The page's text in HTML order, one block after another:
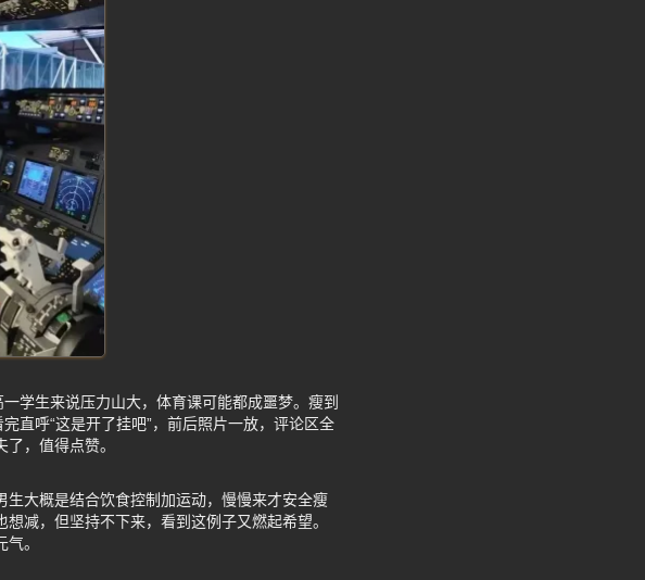
学生来说压力山大，体育课可能都成噩梦。瘦到
直呼“这是开了挂吧”，前后照片一放，评论区全
，值得点赞。
大概是结合饮食控制加运动，慢慢来才安全瘦
减，但坚持不下来，看到这例子又燃起希望。
。